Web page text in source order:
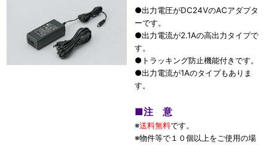
●出力電圧がDC24VのACアダプタ
ーです。
●出力電流が2.1Aの高出力タイプで
す。
●トラッキング防止機能付きです。
●出力電流が1Aのタイプもありま
す。
■注 意
※送料無料です。
※物件等で１０個以上をご使用の場